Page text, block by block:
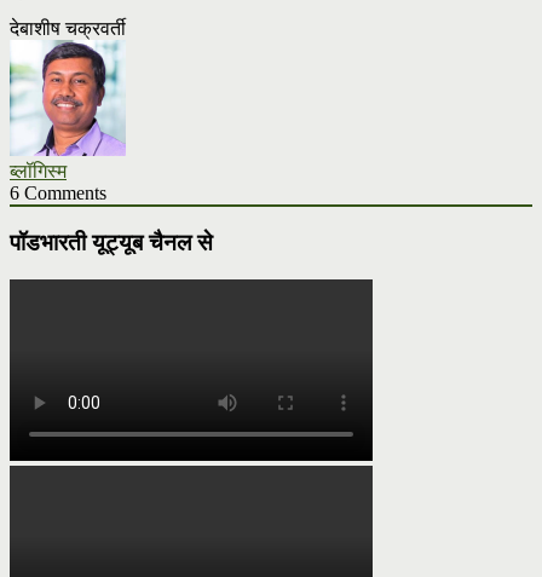
देबाशीष चक्रवर्ती
ब्लॉगिस्म
6 Comments
पॉडभारती यूट्यूब चैनल से